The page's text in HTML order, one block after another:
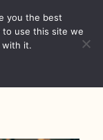
you the best
use this site we
with it.